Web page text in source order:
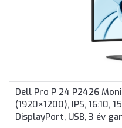
Dell Pro P 24 P2426
(1920×1200), IPS, 16:10,
DisplayPort, USB, 3 év